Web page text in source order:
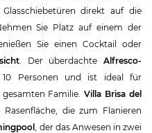
direkt auf die
Sie Platz auf einem der
Sie einen Cocktail oder
. Der überdachteAlfresco-
Personen und ist ideal für
gesamten Familie.Villa Brisa del
die zum Flanieren
, der das Anwesen in zwei